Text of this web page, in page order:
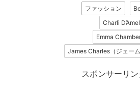
ファッション
Charli
Emma
James Charles（ジェーム
スポンサーリン